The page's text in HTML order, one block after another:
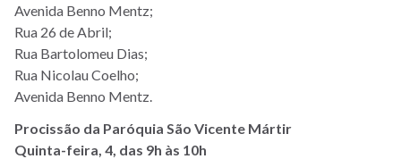
Avenida Benno Mentz;
Rua 26 de Abril;
Rua Bartolomeu Dias;
Rua Nicolau Coelho;
Avenida Benno Mentz.
Procissão da Paróquia São Vicente Mártir
Quinta-feira, 4, das 9h às 10h